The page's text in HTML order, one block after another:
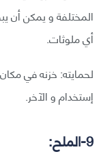
المختلفة و يمكن أن
أي ملوثات.
لحمايته: خزنه في
إستخدام و الآخر.
9-الملح: